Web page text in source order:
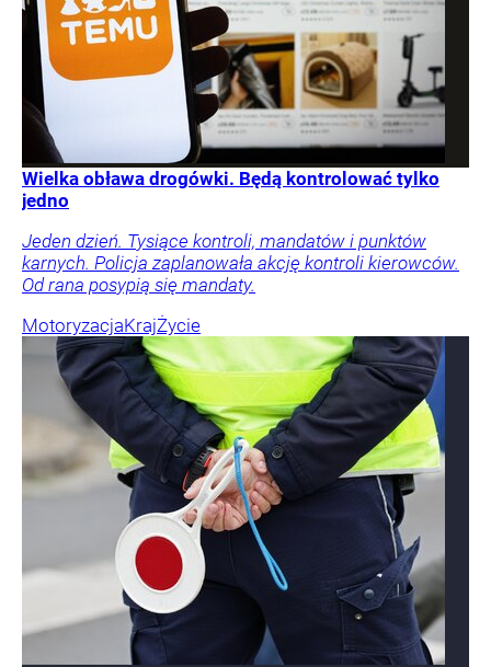
Wielka obława drogówki. Będą kontrolować tylko
jedno
Jeden dzień. Tysiące kontroli, mandatów i punktów
karnych. Policja zaplanowała akcję kontroli kierowców.
Od rana posypią się mandaty.
MotoryzacjaKrajŻycie